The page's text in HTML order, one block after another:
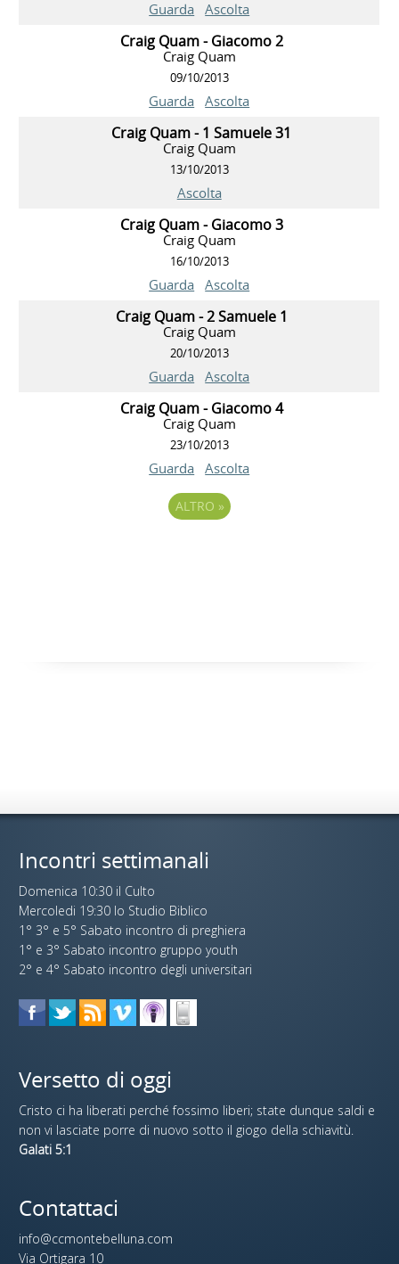
Guarda Ascolta
Craig Quam - Giacomo 2
Craig Quam
09/10/2013
Guarda Ascolta
Craig Quam - 1 Samuele 31
Craig Quam
13/10/2013
Ascolta
Craig Quam - Giacomo 3
Craig Quam
16/10/2013
Guarda Ascolta
Craig Quam - 2 Samuele 1
Craig Quam
20/10/2013
Guarda Ascolta
Craig Quam - Giacomo 4
Craig Quam
23/10/2013
Guarda Ascolta
ALTRO »
Incontri settimanali
Domenica 10:30 il Culto
Mercoledi 19:30 lo Studio Biblico
1° 3° e 5° Sabato incontro di preghiera
1° e 3° Sabato incontro gruppo youth
2° e 4° Sabato incontro degli universitari
Versetto di oggi
Cristo ci ha liberati perché fossimo liberi; state dunque saldi e
non vi lasciate porre di nuovo sotto il giogo della schiavitù.
Galati 5:1
Contattaci
info@ccmontebelluna.com
Via Ortigara 10